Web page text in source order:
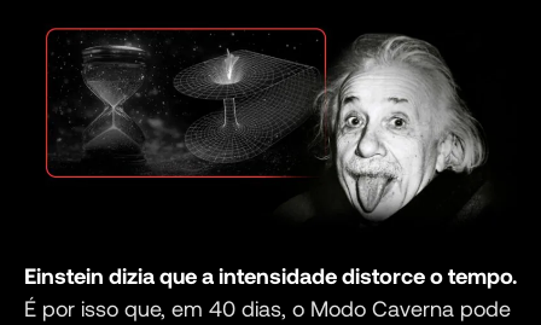
Einstein dizia que a intensidade distorce o tempo.
É por isso que, em 40 dias, o Modo Caverna pode